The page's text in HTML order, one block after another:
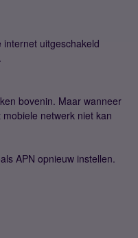
uitgeschakeld
bovenin. Maar wanneer
netwerk niet kan
APN opnieuw instellen.